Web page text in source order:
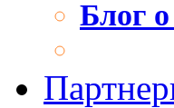
Блог